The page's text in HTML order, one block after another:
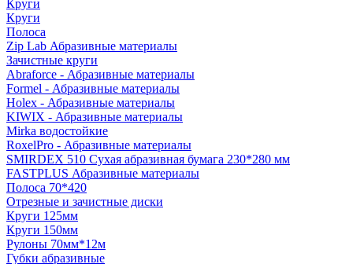
Круги
Круги
Полоса
Zip Lab Абразивные материалы
Зачистные круги
Abraforce - Абразивные материалы
Formel - Абразивные материалы
Holex - Абразивные материалы
KIWIX - Абразивные материалы
Mirka водостойкие
RoxelPro - Абразивные материалы
SMIRDEX 510 Сухая абразивная бумага 230*280 мм
FASTPLUS Абразивные материалы
Полоса 70*420
Отрезные и зачистные диски
Круги 125мм
Круги 150мм
Рулоны 70мм*12м
Губки абразивные